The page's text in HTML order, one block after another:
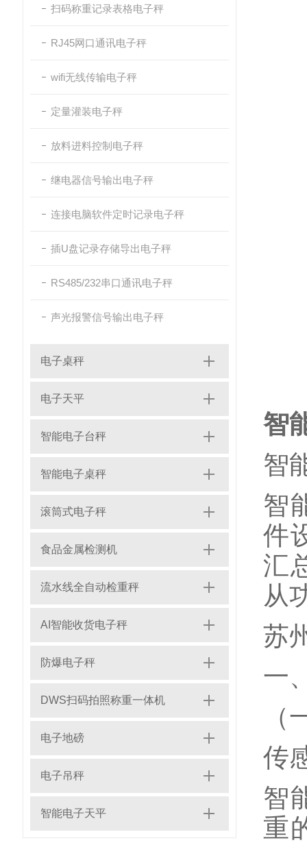
扫码称重记录表格电子秤
RJ45网口通讯电子秤
wifi无线传输电子秤
定量灌装电子秤
放料进料控制电子秤
继电器信号输出电子秤
连接电脑软件定时记录电子秤
插U盘记录存储导出电子秤
RS485/232串口通讯电子秤
声光报警信号输出电子秤
电子桌秤
电子天平
智能电子台秤
智能电子桌秤
滚筒式电子秤
食品金属检测机
流水线全自动检重秤
AI智能收货电子秤
防爆电子秤
DWS扫码拍照称重一体机
电子地磅
电子吊秤
智能电子天平
智
智
智
件
汇
从
苏
一
传
智
重